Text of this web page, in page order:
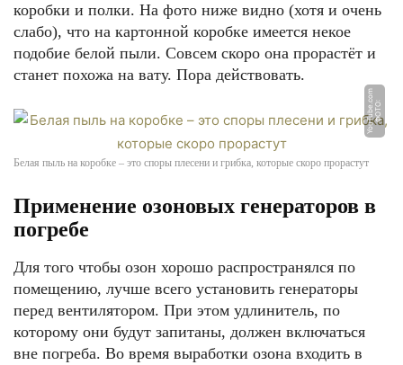
коробки и полки. На фото ниже видно (хотя и очень
слабо), что на картонной коробке имеется некое
подобие белой пыли. Совсем скоро она прорастёт и
станет похожа на вату. Пора действовать.
Ф
О
Т
О:
Y
o
u
T
u
b
e.
c
o
m
Белая пыль на коробке – это споры плесени и грибка, которые скоро прорастут
Применение озоновых генераторов в
погребе
Для того чтобы озон хорошо распространялся по
помещению, лучше всего установить генераторы
перед вентилятором. При этом удлинитель, по
которому они будут запитаны, должен включаться
вне погреба. Во время выработки озона входить в